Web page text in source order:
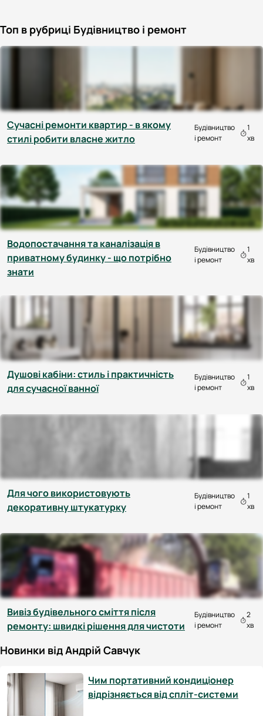
Топ в рубриці Будівництво і ремонт
Cучасні ремонти квартир - в якому
стилі робити власне житло
Будівництво
і ремонт
1
хв
Водопостачання та каналізація в
приватному будинку - що потрібно
знати
Будівництво
і ремонт
1
хв
Душові кабіни: стиль і практичність
для сучасної ванної
Будівництво
і ремонт
1
хв
Для чого використовують
декоративну штукатурку
Будівництво
і ремонт
1
хв
Вивіз будівельного сміття після
ремонту: швидкі рішення для чистоти
Будівництво
і ремонт
2
хв
Новинки від Андрій Савчук
Чим портативний кондиціонер
відрізняється від спліт-системи